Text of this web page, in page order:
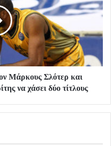
Μάρκους Σλότερ και
να χάσει δύο τίτλους